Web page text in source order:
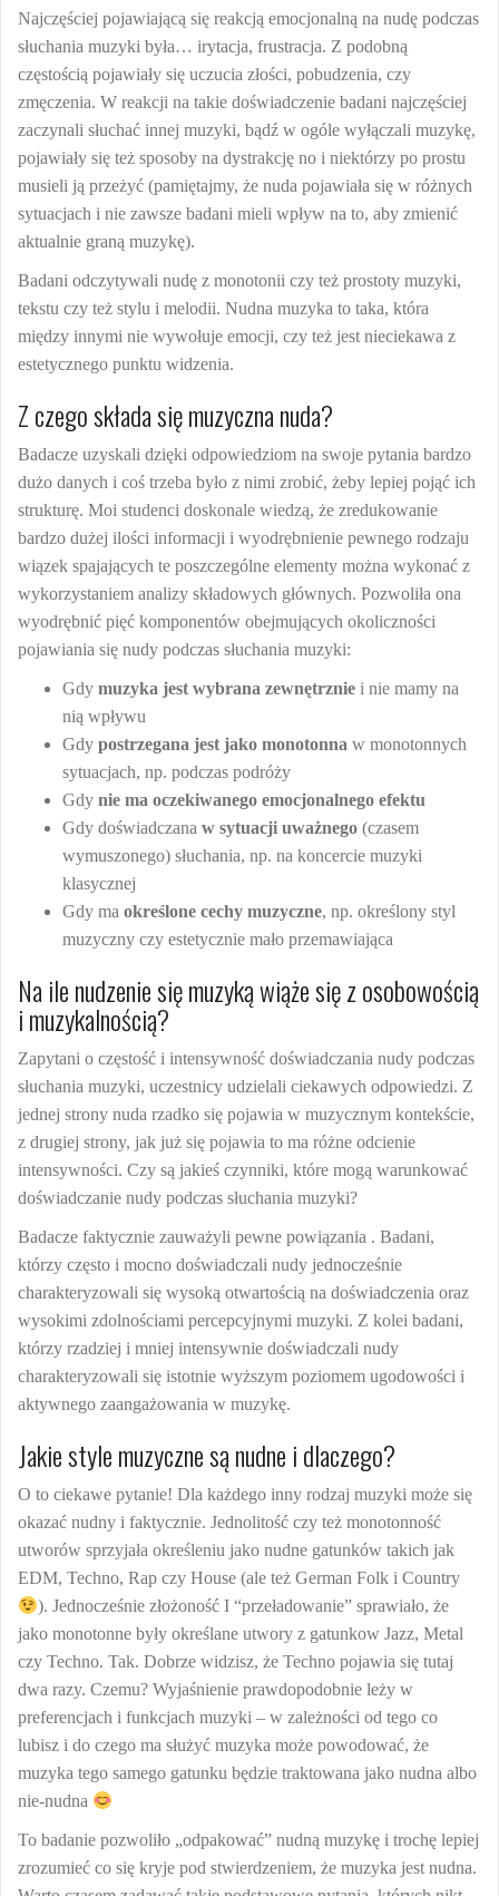
Najczęściej pojawiającą się reakcją emocjonalną na nudę podczas
słuchania muzyki była… irytacja, frustracja. Z podobną
częstością pojawiały się uczucia złości, pobudzenia, czy
zmęczenia. W reakcji na takie doświadczenie badani najczęściej
zaczynali słuchać innej muzyki, bądź w ogóle wyłączali muzykę,
pojawiały się też sposoby na dystrakcję no i niektórzy po prostu
musieli ją przeżyć (pamiętajmy, że nuda pojawiała się w różnych
sytuacjach i nie zawsze badani mieli wpływ na to, aby zmienić
aktualnie graną muzykę).
Badani odczytywali nudę z monotonii czy też prostoty muzyki,
tekstu czy też stylu i melodii. Nudna muzyka to taka, która
między innymi nie wywołuje emocji, czy też jest nieciekawa z
estetycznego punktu widzenia.
Z czego składa się muzyczna nuda?
Badacze uzyskali dzięki odpowiedziom na swoje pytania bardzo
dużo danych i coś trzeba było z nimi zrobić, żeby lepiej pojąć ich
strukturę. Moi studenci doskonale wiedzą, że zredukowanie
bardzo dużej ilości informacji i wyodrębnienie pewnego rodzaju
wiązek spajających te poszczególne elementy można wykonać z
wykorzystaniem analizy składowych głównych. Pozwoliła ona
wyodrębnić pięć komponentów obejmujących okoliczności
pojawiania się nudy podczas słuchania muzyki:
Gdy muzyka jest wybrana zewnętrznie i nie mamy na
nią wpływu
Gdy postrzegana jest jako monotonna w monotonnych
sytuacjach, np. podczas podróży
Gdy nie ma oczekiwanego emocjonalnego efektu
Gdy doświadczana w sytuacji uważnego (czasem
wymuszonego) słuchania, np. na koncercie muzyki
klasycznej
Gdy ma określone cechy muzyczne, np. określony styl
muzyczny czy estetycznie mało przemawiająca
Na ile nudzenie się muzyką wiąże się z osobowością
i muzykalnością?
Zapytani o częstość i intensywność doświadczania nudy podczas
słuchania muzyki, uczestnicy udzielali ciekawych odpowiedzi. Z
jednej strony nuda rzadko się pojawia w muzycznym kontekście,
z drugiej strony, jak już się pojawia to ma różne odcienie
intensywności. Czy są jakieś czynniki, które mogą warunkować
doświadczanie nudy podczas słuchania muzyki?
Badacze faktycznie zauważyli pewne powiązania . Badani,
którzy często i mocno doświadczali nudy jednocześnie
charakteryzowali się wysoką otwartością na doświadczenia oraz
wysokimi zdolnościami percepcyjnymi muzyki. Z kolei badani,
którzy rzadziej i mniej intensywnie doświadczali nudy
charakteryzowali się istotnie wyższym poziomem ugodowości i
aktywnego zaangażowania w muzykę.
Jakie style muzyczne są nudne i dlaczego?
O to ciekawe pytanie! Dla każdego inny rodzaj muzyki może się
okazać nudny i faktycznie. Jednolitość czy też monotonność
utworów sprzyjała określeniu jako nudne gatunków takich jak
EDM, Techno, Rap czy House (ale też German Folk i Country
). Jednocześnie złożoność I “przeładowanie” sprawiało, że
jako monotonne były określane utwory z gatunkow Jazz, Metal
czy Techno. Tak. Dobrze widzisz, że Techno pojawia się tutaj
dwa razy. Czemu? Wyjaśnienie prawdopodobnie leży w
preferencjach i funkcjach muzyki – w zależności od tego co
lubisz i do czego ma służyć muzyka może powodować, że
muzyka tego samego gatunku będzie traktowana jako nudna albo
nie-nudna
To badanie pozwoliło „odpakować” nudną muzykę i trochę lepiej
zrozumieć co się kryje pod stwierdzeniem, że muzyka jest nudna.